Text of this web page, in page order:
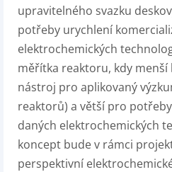
upravitelného svazku
potřeby urychlení
elektrochemických
měřítka reaktoru, kdy menší
nástroj pro aplikovaný
reaktorů) a větší pro
daných elektrochemických
koncept bude v rámci
perspektivní